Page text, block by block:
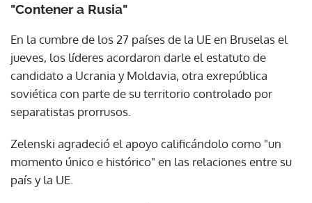
"Contener a Rusia"
En la cumbre de los 27 países de la UE en Bruselas el
jueves, los líderes acordaron darle el estatuto de
candidato a Ucrania y Moldavia, otra exrepública
soviética con parte de su territorio controlado por
separatistas prorrusos.
Zelenski agradeció el apoyo calificándolo como "un
momento único e histórico" en las relaciones entre su
país y la UE.